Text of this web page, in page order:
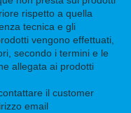
rispetto a quella
tecnica e gli
vengono effettuati,
secondo i termini e le
allegata ai prodotti
il customer
email